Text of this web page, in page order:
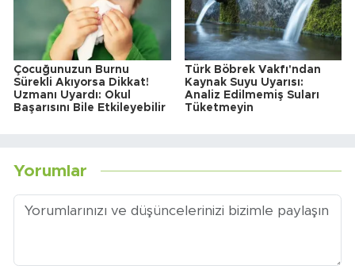
Çocuğunuzun Burnu
Sürekli Akıyorsa Dikkat!
Uzmanı Uyardı: Okul
Başarısını Bile Etkileyebilir
Türk Böbrek Vakfı'ndan
Kaynak Suyu Uyarısı:
Analiz Edilmemiş Suları
Tüketmeyin
Yorumlar